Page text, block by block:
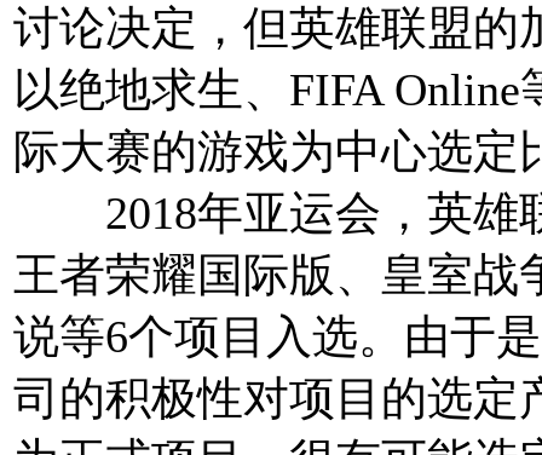
讨论决定，但英雄联盟的
以绝地求生、FIFA
际大赛的游戏为中心选定
2018年亚运会，英雄
王者荣耀国际版、皇室战
说等6个项目入选。由于
司的积极性对项目的选定